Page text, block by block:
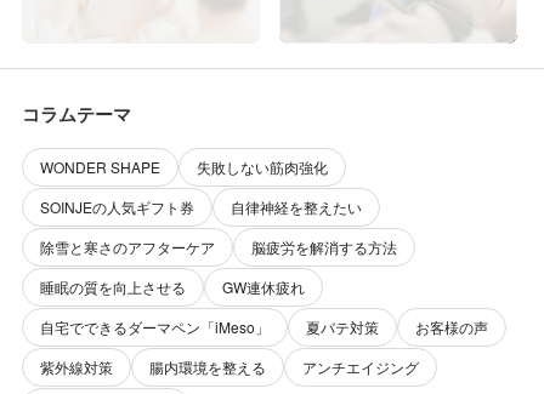
コラムテーマ
WONDER SHAPE
失敗しない筋肉強化
SOINJEの人気ギフト券
自律神経を整えたい
除雪と寒さのアフターケア
脳疲労を解消する方法
睡眠の質を向上させる
GW連休疲れ
自宅でできるダーマペン「iMeso」
夏バテ対策
お客様の声
紫外線対策
腸内環境を整える
アンチエイジング